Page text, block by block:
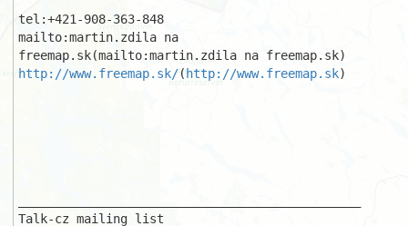
tel:+421-908-363-848
mailto:martin.zdila na
http://www.freemap.sk/( http://www.freemap.sk)
Talk-cz mailing list